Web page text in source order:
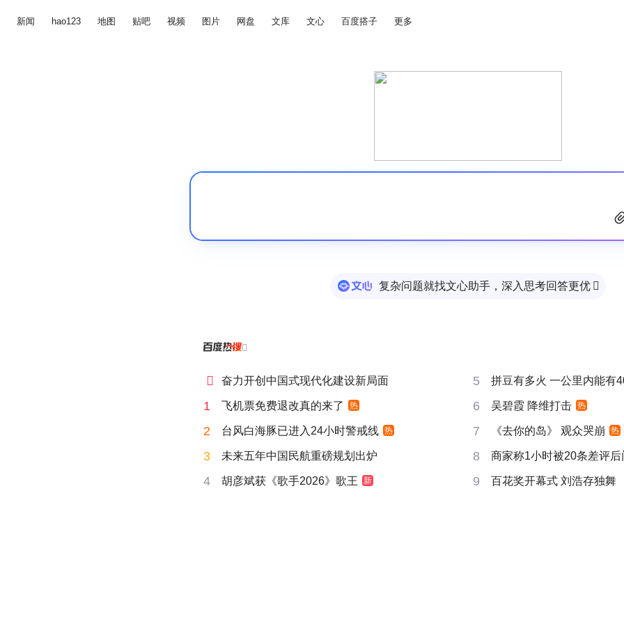
新闻 hao123 地图 贴吧 视频 图片 网盘 文库 文心 百度搭子 更多
复杂问题就找文心助手，深入思考回答更优 

 奋力开创中国式现代化建设新局面 5 拼豆有多火 一公里内能有
1 飞机票免费退改真的来了 热 6 吴碧霞 降维打击 热
2 台风白海豚已进入24小时警戒线 热 7 《去你的岛》 观众哭崩 热
3 未来五年中国民航重磅规划出炉 8 商家称1小时被20条差评后
4 胡彦斌获《歌手2026》歌王 新 9 百花奖开幕式 刘浩存独舞